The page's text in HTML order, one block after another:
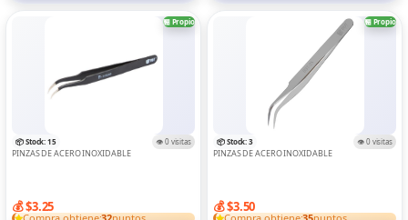
🏪 Propio
📦 Stock: 15 👁️ 0 visitas
PINZAS DE ACERO INOXIDABLE
💰 $3.25
🏪 Propio
📦 Stock: 3 👁️ 0 visitas
PINZAS DE ACERO INOXIDABLE
💰 $3.50